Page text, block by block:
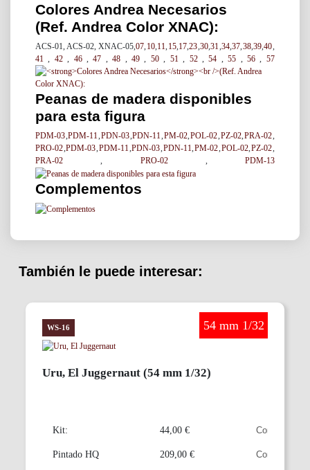
Colores Andrea Necesarios
(Ref. Andrea Color XNAC):
ACS-01, ACS-02, XNAC-05, 07 10, 11 15, 17 ,23 30 ,31 34, 37 38, 39 ,40
41
42 46 47 48 49 50 51 52 54 55 56 57
Peanas de madera disponibles
para esta figura
PDM-03 PDM-11 PDN-03 PDN-11 PM-02 POL-02 PZ-02 PRA-02
PRO-02 PDM-03 PDM-11 PDN-03 PDN-11 PM-02 POL-02 PZ-02
PRA-02
PRO-02 PDM-13
Complementos
También le puede interesar:
WS-16 Warlord Saga
54 mm 1/32
Uru, El Juggernaut (54 mm 1/32)
Kit: 44,00 €
Pintado HQ 209,00 €